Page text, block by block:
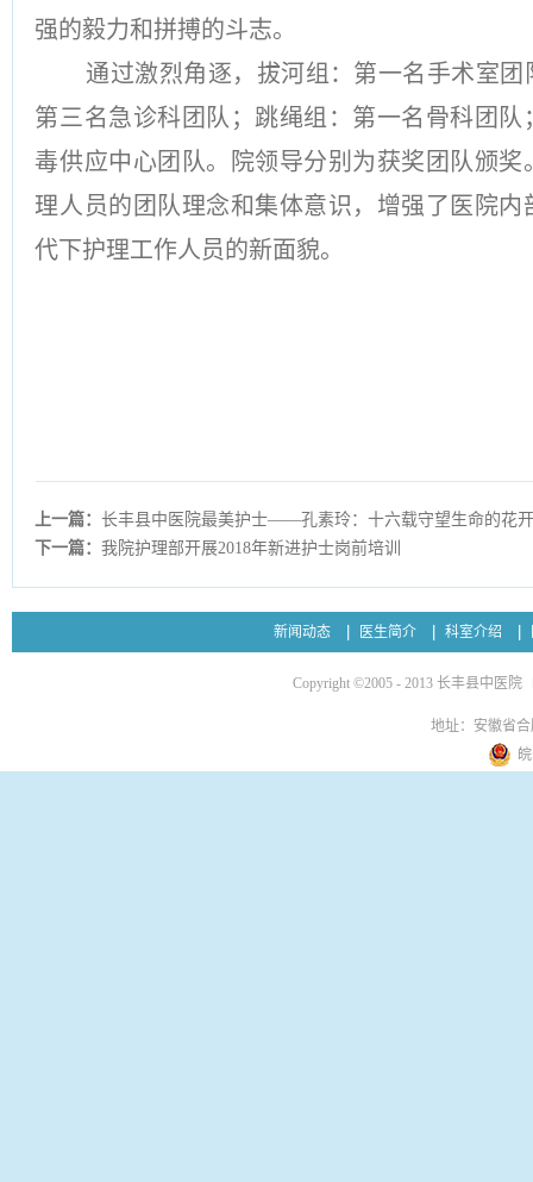
强的毅力和拼搏的斗志。
通过激烈角逐，拔河组：第一名手术室
第三名急诊科团队；跳绳组：第一名骨科团
毒供应中心团队。院领导分别为获奖团队颁
理人员的团队理念和集体意识，增强了医院
代下护理工作人员的新面貌。
上一篇：长丰县中医院最美护士——孔素玲：十六载守望生命的花
下一篇：我院护理部开展2018年新进护士岗前培训
新闻动态 医生简介 科室介绍
Copyright ©2005 - 2013 长丰县中医院
地址：安徽省